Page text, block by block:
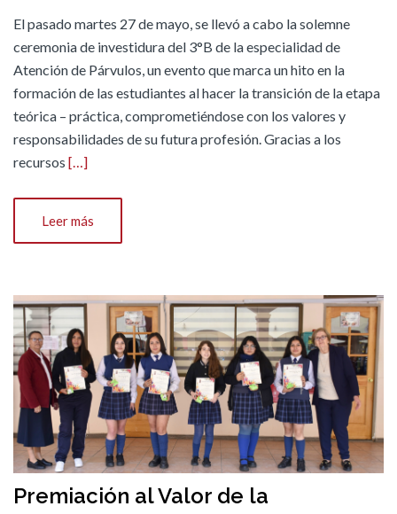
El pasado martes 27 de mayo, se llevó a cabo la solemne
ceremonia de investidura del 3°B de la especialidad de
Atención de Párvulos, un evento que marca un hito en la
formación de las estudiantes al hacer la transición de la etapa
teórica – práctica, comprometiéndose con los valores y
responsabilidades de su futura profesión. Gracias a los
recursos […]
Leer más
Premiación al Valor de la